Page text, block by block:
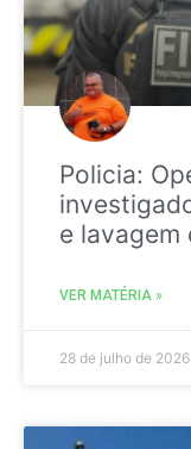
Policia:
e lavagem
VER MATÉRIA »
28 de julho de 2026